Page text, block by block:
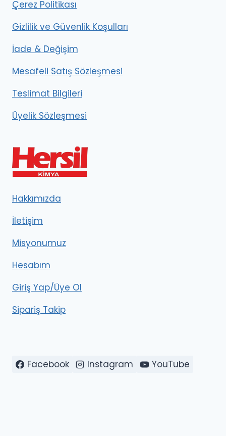
Çerez Politikası
Gizlilik ve Güvenlik Koşulları
İade & Değişim
Mesafeli Satış Sözleşmesi
Teslimat Bilgileri
Üyelik Sözleşmesi
Hakkımızda
İletişim
Misyonumuz
Hesabım
Giriş Yap/Üye Ol
Sipariş Takip
Facebook Instagram YouTube